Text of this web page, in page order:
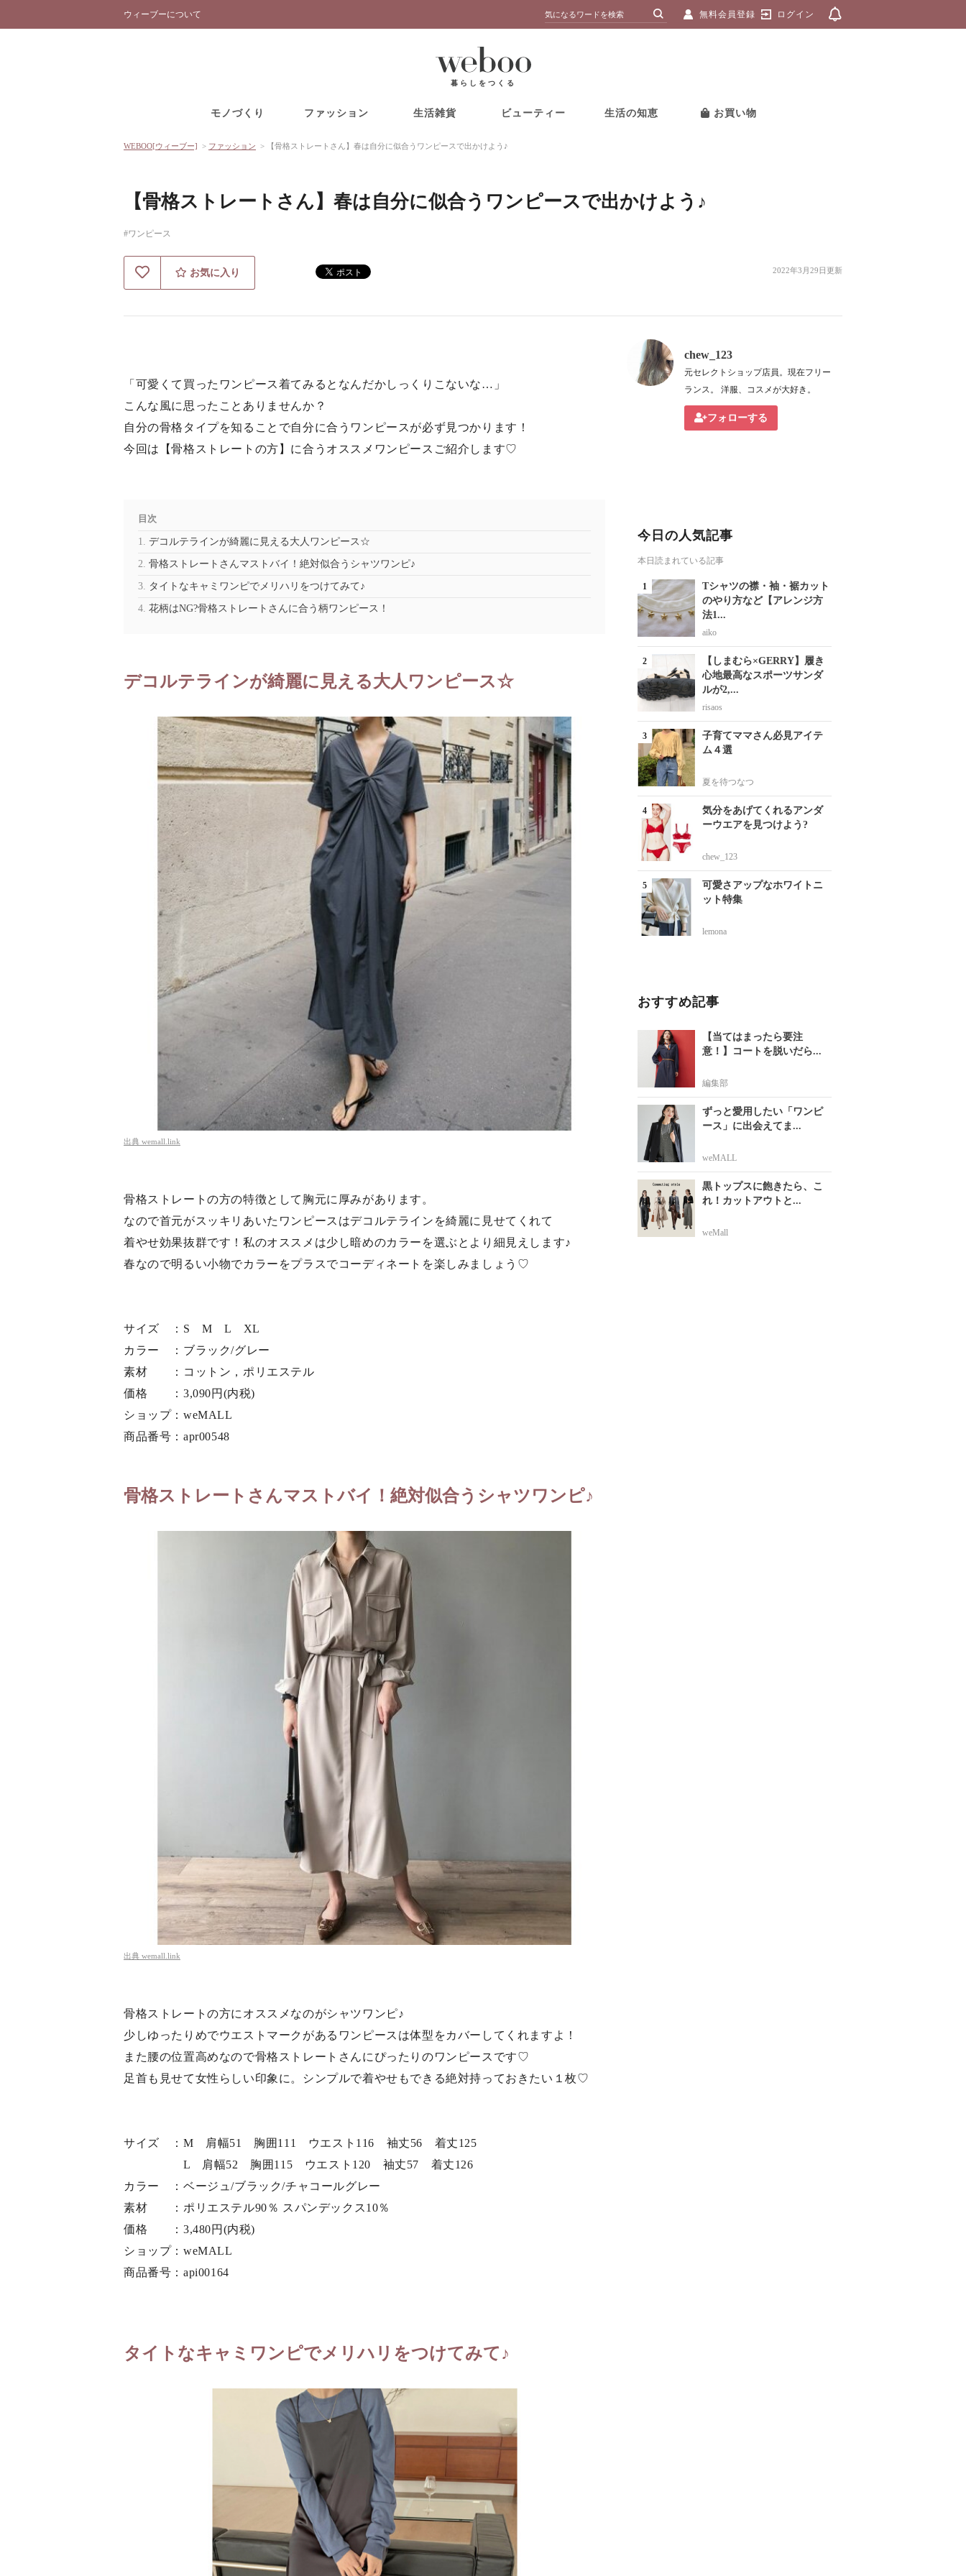
ウィーブーについて 無料会員登録 ログイン
暮らしをつくる
モノづくり ファッション 生活雑貨 ビューティー 生活の知恵 お買い物
WEBOO[ウィーブー] > ファッション > 【骨格ストレートさん】春は自分に似合うワンピースで出かけよう♪
【骨格ストレートさん】春は自分に似合うワンピースで出かけよう♪
#ワンピース
お気に入り 2022年3月29日更新
「可愛くて買ったワンピース着てみるとなんだかしっくりこないな…」
こんな風に思ったことありませんか？
自分の骨格タイプを知ることで自分に合うワンピースが必ず見つかります！
今回は【骨格ストレートの方】に合うオススメワンピースご紹介します♡
目次
デコルテラインが綺麗に見える大人ワンピース☆
骨格ストレートさんマストバイ！絶対似合うシャツワンピ♪
タイトなキャミワンピでメリハリをつけてみて♪
花柄はNG?骨格ストレートさんに合う柄ワンピース！
デコルテラインが綺麗に見える大人ワンピース☆
出典 wemall.link
骨格ストレートの方の特徴として胸元に厚みがあります。
なので首元がスッキリあいたワンピースはデコルテラインを綺麗に見せてくれて
着やせ効果抜群です！私のオススメは少し暗めのカラーを選ぶとより細見えします♪
春なので明るい小物でカラーをプラスでコーディネートを楽しみましょう♡
サイズ ：S M L XL
カラー ：ブラック/グレー
素材 ：コットン，ポリエステル
価格 ：3,090円(内税)
ショップ：weMALL
商品番号：apr00548
骨格ストレートさんマストバイ！絶対似合うシャツワンピ♪
出典 wemall.link
骨格ストレートの方にオススメなのがシャツワンピ♪
少しゆったりめでウエストマークがあるワンピースは体型をカバーしてくれますよ！
また腰の位置高めなので骨格ストレートさんにぴったりのワンピースです♡
足首も見せて女性らしい印象に。シンプルで着やせもできる絶対持っておきたい１枚♡
サイズ ：M 肩幅51 胸囲111 ウエスト116 袖丈56 着丈125
L 肩幅52 胸囲115 ウエスト120 袖丈57 着丈126
カラー ：ベージュ/ブラック/チャコールグレー
素材 ：ポリエステル90％ スパンデックス10％
価格 ：3,480円(内税)
ショップ：weMALL
商品番号：api00164
タイトなキャミワンピでメリハリをつけてみて♪
chew_123
元セレクトショップ店員。現在フリー
ランス。 洋服、コスメが大好き。
フォローする
今日の人気記事
本日読まれている記事
Tシャツの襟・袖・裾カット
のやり方など【アレンジ方
法1...
aiko
【しまむら×GERRY】履き
心地最高なスポーツサンダ
ルが2,...
risaos
子育てママさん必見アイテ
ム４選
夏を待つなつ
気分をあげてくれるアンダ
ーウエアを見つけよう?
chew_123
可愛さアップなホワイトニ
ット特集
lemona
おすすめ記事
【当てはまったら要注
意！】コートを脱いだら...
編集部
ずっと愛用したい「ワンピ
ース」に出会えてま...
weMALL
黒トップスに飽きたら、こ
れ！カットアウトと...
weMall